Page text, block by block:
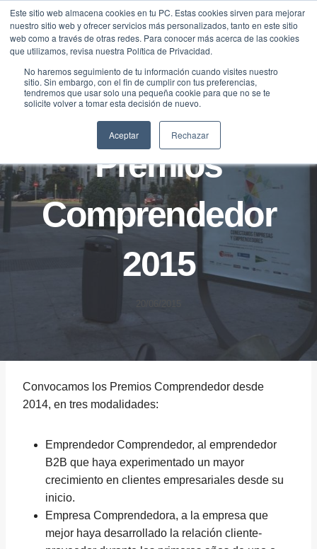
Este sitio web almacena cookies en tu PC. Estas cookies sirven para mejorar
nuestro sitio web y ofrecer servicios más personalizados, tanto en este sitio
web como a través de otras redes. Para conocer más acerca de las cookies
que utilizamos, revisa nuestra Política de Privacidad.
No haremos seguimiento de tu información cuando visites nuestro
sitio. Sin embargo, con el fin de cumplir con tus preferencias,
tendremos que usar solo una pequeña cookie para que no se te
solicite volver a tomar esta decisión de nuevo.
Aceptar Rechazar
Saltar
contenido
NOTICIAS
Premios
Comprendedor
2015
Convocamos los Premios Comprendedor desde
2014, en tres modalidades:
Emprendedor Comprendedor, al emprendedor
B2B que haya experimentado un mayor
crecimiento en clientes empresariales desde su
inicio.
Empresa Comprendedora, a la empresa que
mejor haya desarrollado la relación cliente-
Traducir »